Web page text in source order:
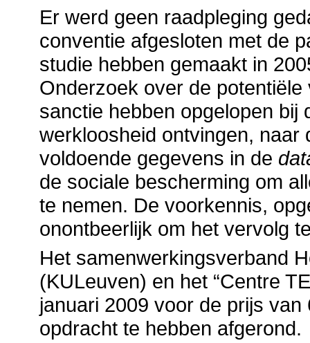
Er werd geen raadpleging
conventie afgesloten met de
studie hebben gemaakt in
Onderzoek over de
sanctie hebben opgelopen bij
werkloosheid ontvingen, naar
voldoende gegevens in de
de sociale bescherming om
te nemen. De voorkennis,
onontbeerlijk om het vervolg
Het samenwerkingsverband
(KULeuven) en het “Centre
januari 2009 voor de prijs
opdracht te hebben afgerond.